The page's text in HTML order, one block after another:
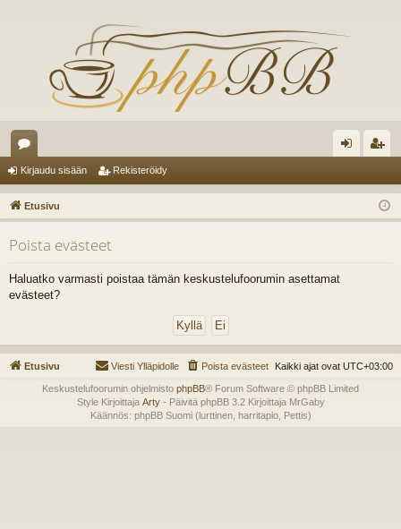
es
ku
st
el
ua
t
au
du
ist
er
Kirjaudu sisään Rekisteröidy
Etusivu
Poista evästeet
Haluatko varmasti poistaa tämän keskustelufoorumin asettamat
evästeet?
Etusivu Kaikki ajat ovat UTC+03:00
Poista evästeet
Viesti Ylläpidolle
Keskustelufoorumin ohjelmisto phpBB® Forum Software © phpBB Limited
Style Kirjoittaja Arty- Päivitä phpBB 3.2 Kirjoittaja MrGaby
Käännös: phpBB Suomi (lurttinen, harritapio, Pettis)